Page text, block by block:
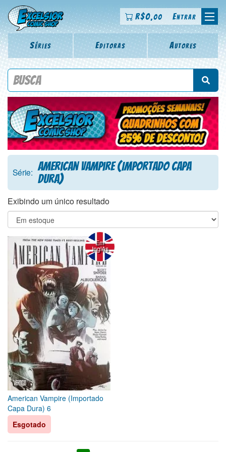
R$0,00 Entrar
Séries Editoras Autores
Procure por título da revista, personagem, série, escritor,
Série: American Vampire (Importado Capa
Dura)
Exibindo um único resultado
American Vampire (Importado
Capa Dura) 6
Esgotado
Em
Inglês